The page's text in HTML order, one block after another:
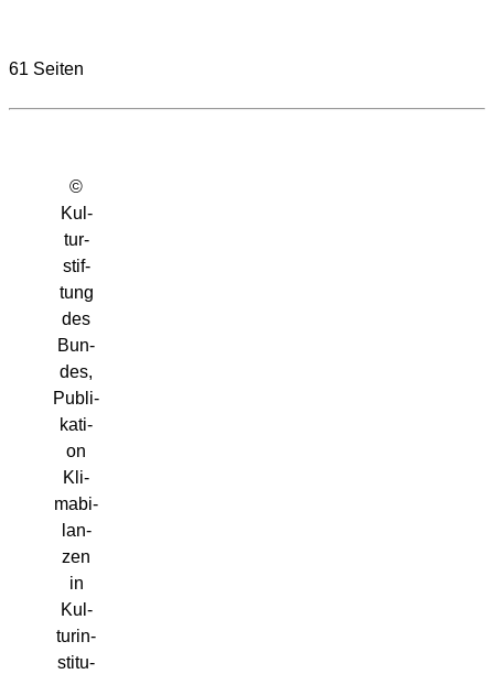
61 Seiten
©
Kul­
tur­
stif­
tung
des
Bun­
des,
Publi­
ka­ti­
on
Kli­
ma­bi­
lan­
zen
in
Kul­
tur­in­
sti­tu­